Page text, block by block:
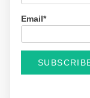
Email*